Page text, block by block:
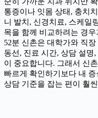
통증이나 잇몸 상태, 충치
니 발치, 신경치료, 스케일
목을 함께 비교하려는 경우
52분 신촌은 대학가와 직
동선, 진료 시간, 상담 설명
이 중요합니다. 그래서 신
빠르게 확인하기보다 내
상담 기준을 잡는 편이 훨